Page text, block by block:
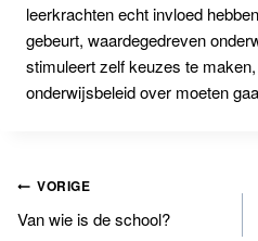
leerkrachten echt invloed
gebeurt, waardegedreven
stimuleert zelf keuzes te
onderwijsbeleid over moeten
Bericht
VORIGE
Van wie is de school?